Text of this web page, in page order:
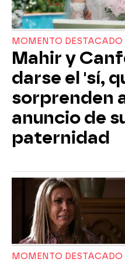
MOMENTO DESTACADO
Mahir y
darse el 'sí,
sorprenden
anuncio de
paternidad
MOMENTO DESTACADO